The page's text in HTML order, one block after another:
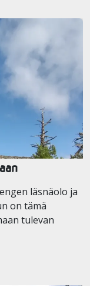
läsnäolo ja
on tämä
tulevan